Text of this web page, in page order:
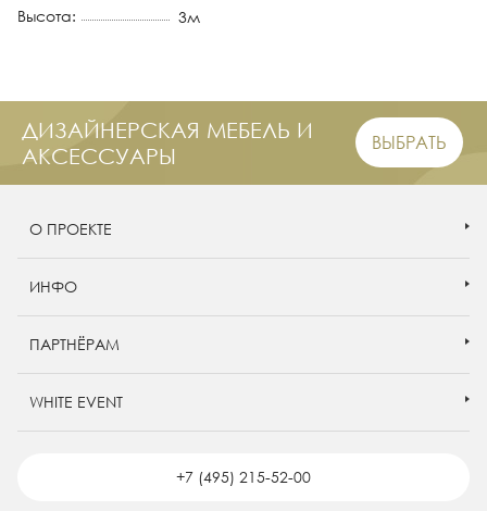
Высота:
3м
ДИЗАЙНЕРСКАЯ МЕБЕЛЬ И
АКСЕССУАРЫ
ВЫБРАТЬ
О ПРОЕКТЕ
ИНФО
ПАРТНЁРАМ
WHITE EVENT
+7 (495) 215-52-00